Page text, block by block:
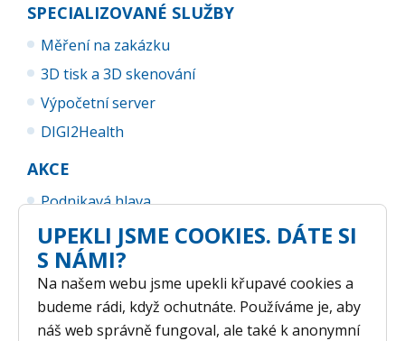
SPECIALIZOVANÉ SLUŽBY
Měření na zakázku
3D tisk a 3D skenování
Výpočetní server
DIGI2Health
AKCE
Podnikavá hlava
UP Business Camp
UPEKLI JSME COOKIES. DÁTE SI
S NÁMI?
Na našem webu jsme upekli křupavé cookies a
budeme rádi, když ochutnáte. Používáme je, aby
náš web správně fungoval, ale také k anonymní